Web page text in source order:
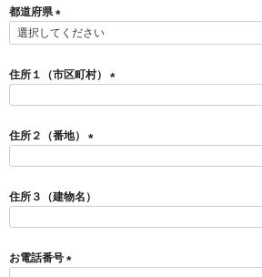
須
)
都道府県
(
須
)
住所１（市区町村）
)
住所２（番地）
須
)
住所３（建物名）
お電話番号